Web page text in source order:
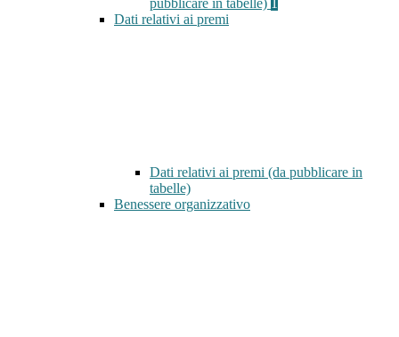
pubblicare in tabelle)
Dati relativi ai premi
Dati relativi ai premi (da pubblicare in
tabelle)
Benessere organizzativo